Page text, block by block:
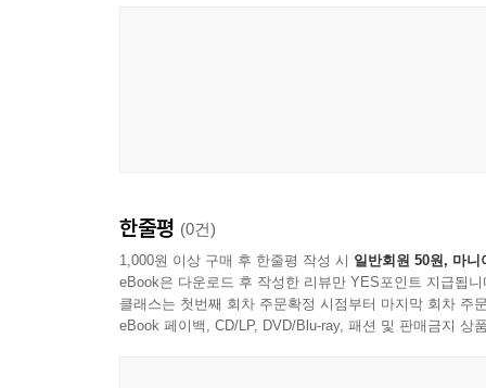
한줄평 (0건)
1,000원 이상 구매 후 한줄평 작성 시 일반회원 50원, 마니
eBook은 다운로드 후 작성한 리뷰만 YES포인트 지급됩니
클래스는 첫번째 회차 주문확정 시점부터 마지막 회차 주
eBook 페이백, CD/LP, DVD/Blu-ray, 패션 및 판매금지 상